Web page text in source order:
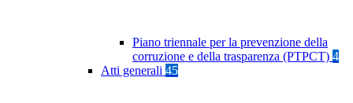
Piano triennale per la prevenzione della
corruzione e della trasparenza (PTPCT) 4
Atti generali 45